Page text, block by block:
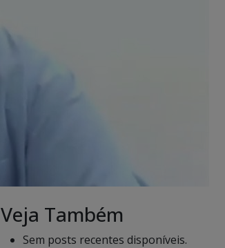
Veja Também
Sem posts recentes disponíveis.